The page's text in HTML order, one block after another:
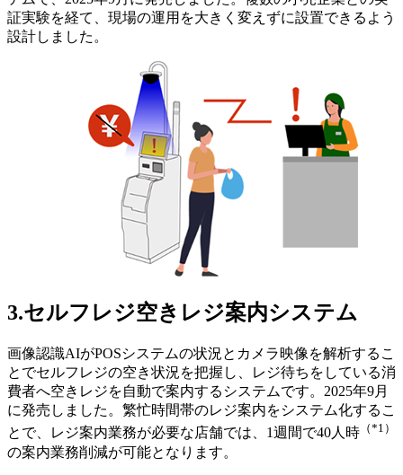
証実験を経て、現場の運用を大きく変えずに設置できるよう
設計しました。
3.セルフレジ空きレジ案内システム
画像認識AIがPOSシステムの状況とカメラ映像を解析するこ
とでセルフレジの空き状況を把握し、レジ待ちをしている消
費者へ空きレジを自動で案内するシステムです。2025年9月
に発売しました。繁忙時間帯のレジ案内をシステム化するこ
とで、レジ案内業務が必要な店舗では、1週間で40人時 （*1）
の案内業務削減が可能となります。